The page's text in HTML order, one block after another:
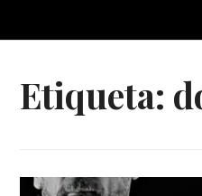
Etiqueta: